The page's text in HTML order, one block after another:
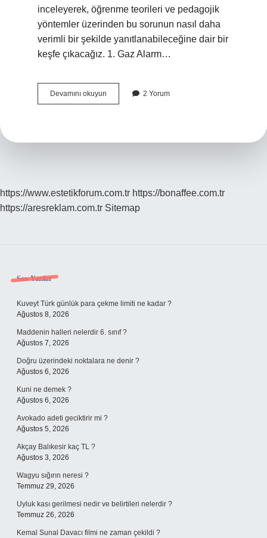
inceleyerek, öğrenme teorileri ve pedagojik
yöntemler üzerinden bu sorunun nasıl daha
verimli bir şekilde yanıtlanabileceğine dair bir
keşfe çıkacağız. 1. Gaz Alarm…
Devamını okuyun
alarm
2 Yorum
https://www.estetikforum.com.tr https://bonaffee.com.tr
https://aresreklam.com.tr Sitemap
Sidebar
Son Yazılar
Kuveyt Türk günlük para çekme limiti ne kadar ?
Ağustos 8, 2026
Maddenin halleri nelerdir 6. sınıf ?
Ağustos 7, 2026
Doğru üzerindeki noktalara ne denir ?
Ağustos 6, 2026
Kuni ne demek ?
Ağustos 6, 2026
Avokado adeti geciktirir mi ?
Ağustos 5, 2026
Akçay Balıkesir kaç TL ?
Ağustos 3, 2026
Wagyu sığırın neresi ?
Temmuz 29, 2026
Uyluk kası gerilmesi nedir ve belirtileri nelerdir ?
Temmuz 26, 2026
Kemal Sunal Davacı filmi ne zaman çekildi ?